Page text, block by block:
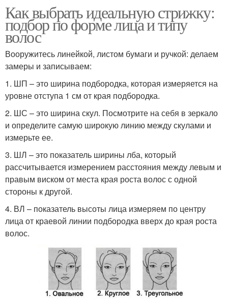
Как выбрать идеальную стрижку:
подбор по форме лица и типу
волос
Вооружитесь линейкой, листом бумаги и ручкой: делаем
замеры и записываем:
1. ШП – это ширина подбородка, которая измеряется на
уровне отступа 1 см от края подбородка.
2. ШС – это ширина скул. Посмотрите на себя в зеркало
и определите самую широкую линию между скулами и
измерьте ее.
3. ШЛ – это показатель ширины лба, который
рассчитывается измерением расстояния между левым и
правым виском от места края роста волос с одной
стороны к другой.
4. ВЛ – показатель высоты лица измеряем по центру
лица от краевой линии подбородка вверх до края роста
волос.